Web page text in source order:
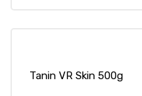
Tanin VR Skin 500g